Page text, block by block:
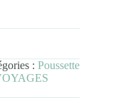
: Poussette